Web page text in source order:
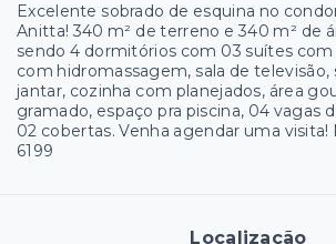
Excelente sobrado de esquina no
Anitta! 340 m² de terreno e 340 m² de
sendo 4 dormitórios com 03 suítes
com hidromassagem, sala de televisão,
jantar, cozinha com planejados, área
gramado, espaço pra piscina, 04 vagas
02 cobertas. Venha agendar uma visita!
6199
Localização